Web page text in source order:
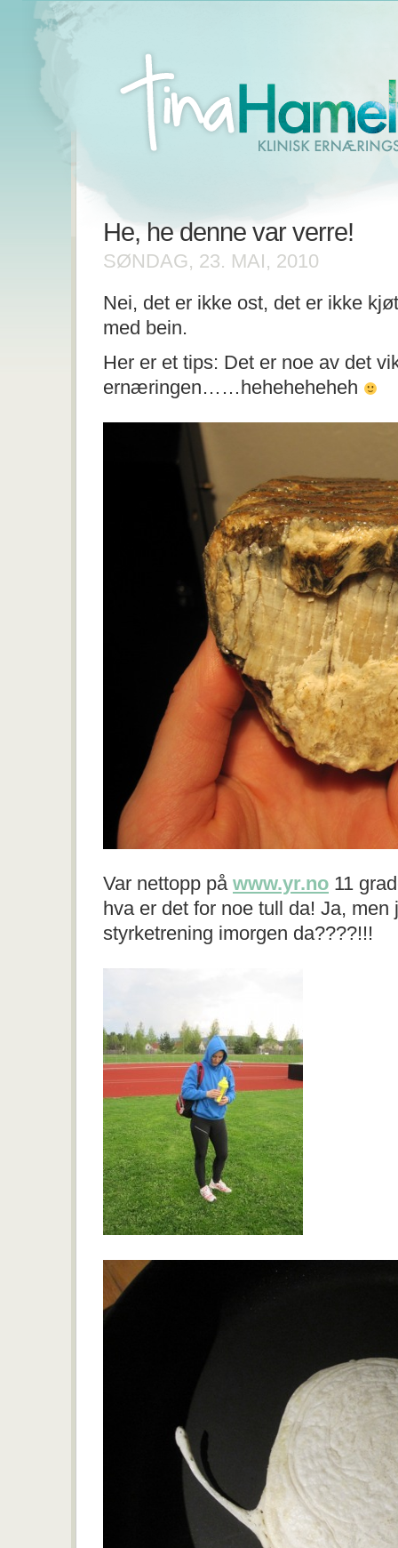
He, he denne var verre!
SØNDAG, 23. MAI, 2010
Nei, det er ikke ost, det er ikke
med bein.
Her er et tips: Det er noe av det
ernæringen……heheheheheh
Var nettopp på www.yr.no 11
hva er det for noe tull da! Ja, men
styrketrening imorgen da????!!!